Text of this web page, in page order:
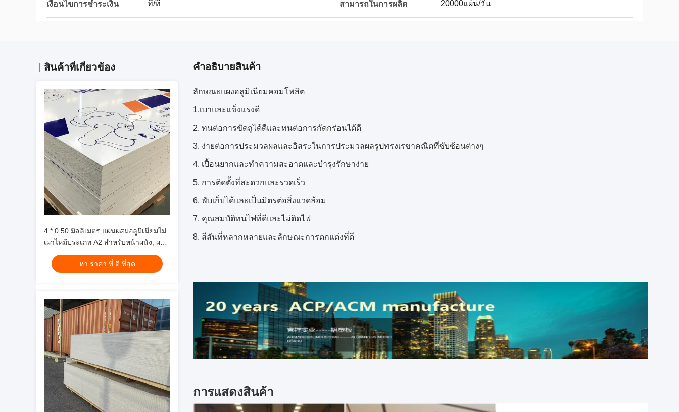
เงื่อนไขการชำระเงิน ที/ที สามารถในการผลิต 20000แผ่น/วัน
สินค้าที่เกี่ยวข้อง
4 * 0.50 มิลลิเมตร แผ่นผสมอลูมิเนียมไม่
เผาไหม้ประเภท A2 สําหรับหน้าผนัง, ผนัง
หา ราคา ที่ ดี ที่สุด
คําอธิบายสินค้า
ลักษณะแผงอลูมิเนียมคอมโพสิต
1.เบาและแข็งแรงดี
2. ทนต่อการขัดถูได้ดีและทนต่อการกัดกร่อนได้ดี
3. ง่ายต่อการประมวลผลและอิสระในการประมวลผลรูปทรงเรขาคณิตที่ซับซ้อนต่างๆ
4. เปื้อนยากและทำความสะอาดและบำรุงรักษาง่าย
5. การติดตั้งที่สะดวกและรวดเร็ว
6. พับเก็บได้และเป็นมิตรต่อสิ่งแวดล้อม
7. คุณสมบัติทนไฟที่ดีและไม่ติดไฟ
8. สีสันที่หลากหลายและลักษณะการตกแต่งที่ดี
การแสดงสินค้า